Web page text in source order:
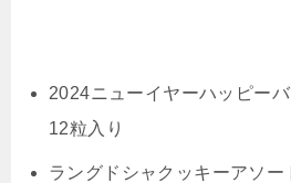
2024ニューイヤーハッピー
12粒入り
ラングドシャクッキーアソー